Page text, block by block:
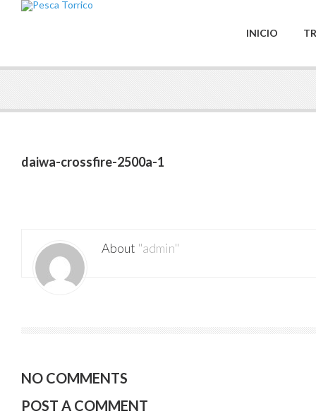
INICIO
daiwa-crossfire-2500a-1
About "admin"
NO COMMENTS
POST A COMMENT